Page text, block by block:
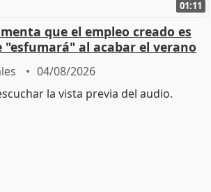
01:11
que el empleo creado es
"esfumará" al acabar el verano
04/08/2026